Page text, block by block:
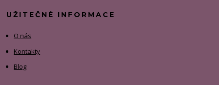
UŽITEČNÉ INFORMACE
O nás
Kontakty
Blog